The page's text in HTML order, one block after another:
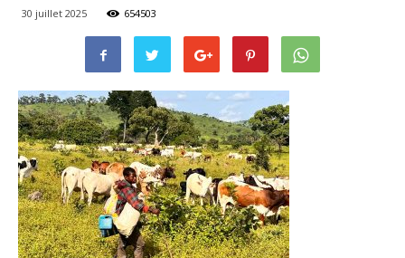
30 juillet 2025 654503